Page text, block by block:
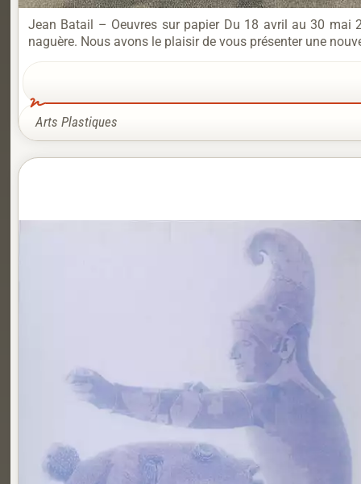
Jean Batail – Oeuvres sur papier Du 18 avril au 30 mai
naguère. Nous avons le plaisir de vous présenter une
Arts Plastiques